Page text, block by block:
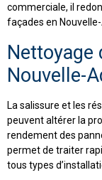
commerciale, il
façades en
Nettoyage
Nouvelle-
La salissure et les
peuvent altérer la
rendement des
permet de traiter
tous types